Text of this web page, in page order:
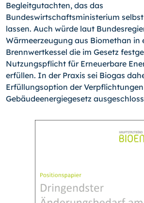
Begleitgutachten, das das
Bundeswirtschaftsministerium
lassen. Auch würde laut
Wärmeerzeugung aus Biomethan in
Brennwertkessel die im Gesetz
Nutzungspflicht für Erneuerbare
erfüllen. In der Praxis sei Biogas
Erfüllungsoption der
Gebäudeenergiegesetz